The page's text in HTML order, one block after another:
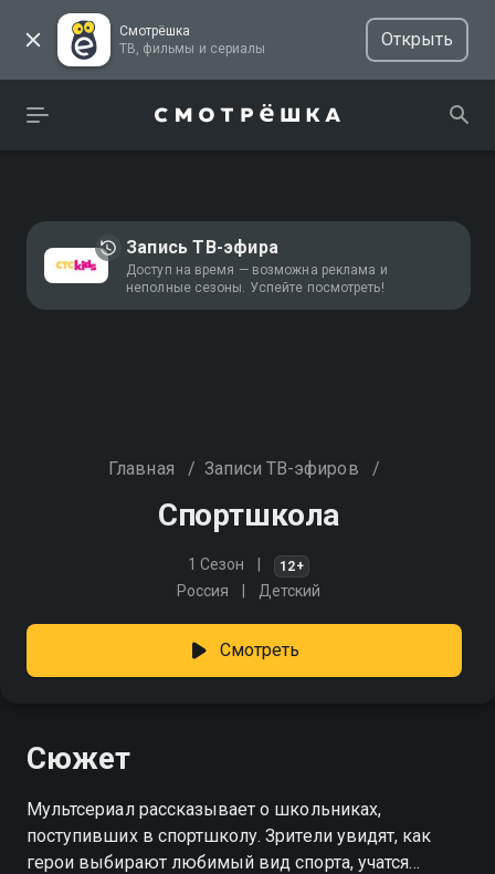
Смотрёшка
ТВ, фильмы и сериалы
Открыть
Запись ТВ-эфира
Доступ на время — возможна реклама и
неполные сезоны. Успейте посмотреть!
Главная / Записи ТВ-эфиров /
Спортшкола
1 Сезон 12+
Россия Детский
Смотреть
Сюжет
Мультсериал рассказывает о школьниках,
поступивших в спортшколу. Зрители увидят, как
герои выбирают любимый вид спорта, учатся